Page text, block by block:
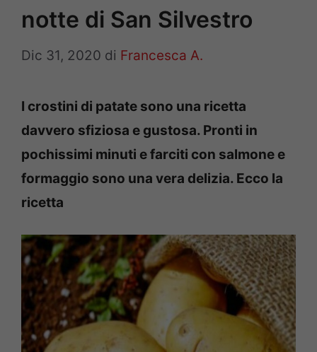
notte di San Silvestro
Dic 31, 2020 di Francesca A.
I crostini di patate sono una ricetta
davvero sfiziosa e gustosa. Pronti in
pochissimi minuti e farciti con salmone e
formaggio sono una vera delizia. Ecco la
ricetta